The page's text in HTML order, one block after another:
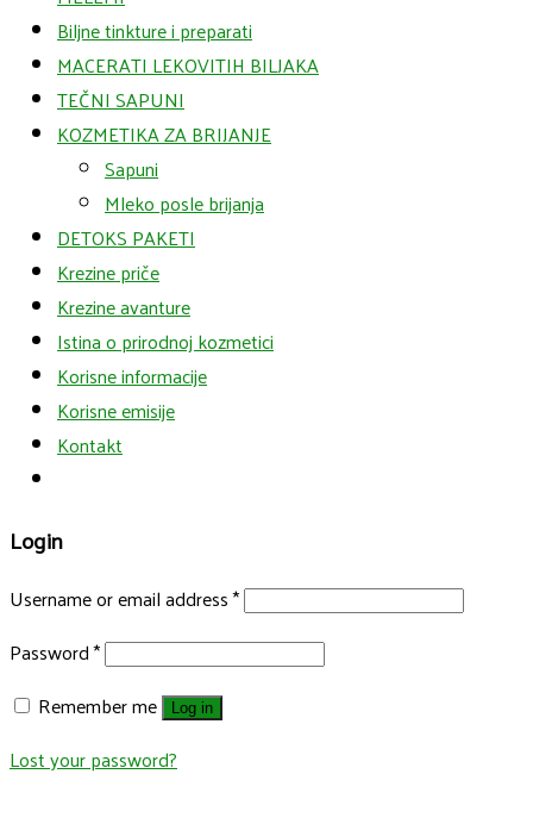
Biljne tinkture i preparati
MACERATI LEKOVITIH BILJAKA
TEČNI SAPUNI
KOZMETIKA ZA BRIJANJE
Sapuni
Mleko posle brijanja
DETOKS PAKETI
Krezine priče
Krezine avanture
Istina o prirodnoj kozmetici
Korisne informacije
Korisne emisije
Kontakt
Login
Username or email address*
Password*
Remember me
Log in
Lost your password?